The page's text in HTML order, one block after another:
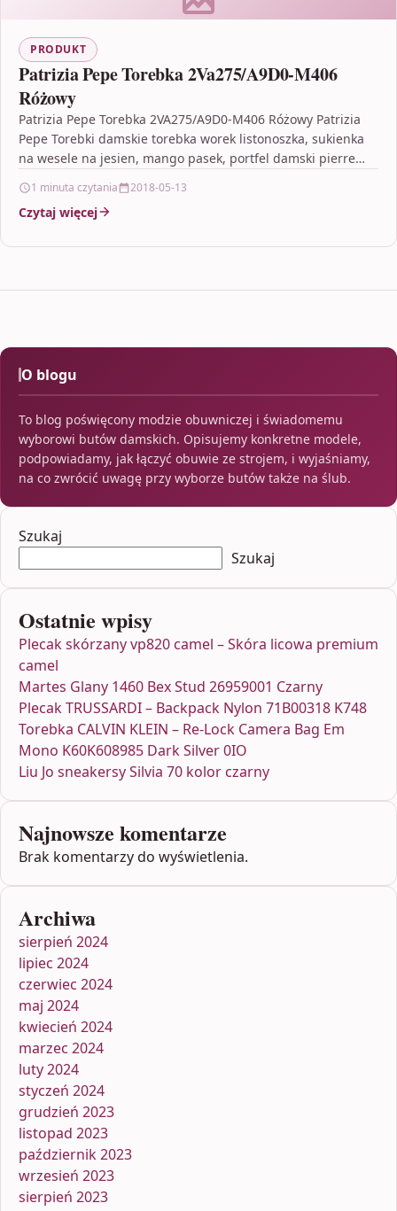
PRODUKT
Patrizia Pepe Torebka 2Va275/A9D0-M406
Różowy
Patrizia Pepe Torebka 2VA275/A9D0-M406 Różowy Patrizia
Pepe Torebki damskie torebka worek listonoszka, sukienka
na wesele na jesien, mango pasek, portfel damski pierre
1 minuta czytania 2018-05-13
Czytaj więcej
O blogu
To blog poświęcony modzie obuwniczej i świadomemu
wyborowi butów damskich. Opisujemy konkretne modele,
podpowiadamy, jak łączyć obuwie ze strojem, i wyjaśniamy,
na co zwrócić uwagę przy wyborze butów także na ślub.
Szukaj
Szukaj
Ostatnie wpisy
Plecak skórzany vp820 camel – Skóra licowa premium
camel
Martes Glany 1460 Bex Stud 26959001 Czarny
Plecak TRUSSARDI – Backpack Nylon 71B00318 K748
Torebka CALVIN KLEIN – Re-Lock Camera Bag Em
Mono K60K608985 Dark Silver 0IO
Liu Jo sneakersy Silvia 70 kolor czarny
Najnowsze komentarze
Brak komentarzy do wyświetlenia.
Archiwa
sierpień 2024
lipiec 2024
czerwiec 2024
maj 2024
kwiecień 2024
marzec 2024
luty 2024
styczeń 2024
grudzień 2023
listopad 2023
październik 2023
wrzesień 2023
sierpień 2023